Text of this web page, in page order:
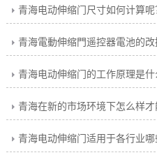
青海电动伸缩门尺寸如何计算呢
青海電動伸缩門遥控器電池的改
青海电动伸缩门的工作原理是什